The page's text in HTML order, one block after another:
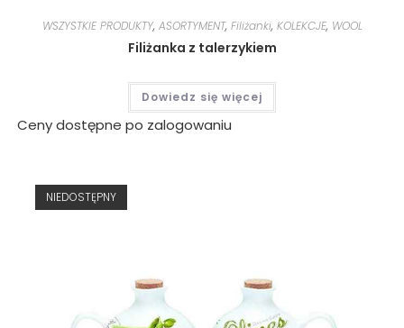
WSZYSTKIE PRODUKTY, ASORTYMENT, Filiżanki, KOLEKCJE, WOOL
Filiżanka z talerzykiem
Dowiedz się więcej
Ceny dostępne po zalogowaniu
NIEDOSTĘPNY